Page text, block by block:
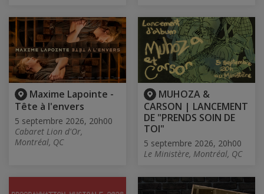
Maxime Lapointe -
Tête à l'envers
5 septembre 2026, 20h00
Cabaret Lion d'Or,
Montréal, QC
MUHOZA &
CARSON | LANCEMENT
DE "PRENDS SOIN DE
TOI"
5 septembre 2026, 20h00
Le Ministère, Montréal, QC